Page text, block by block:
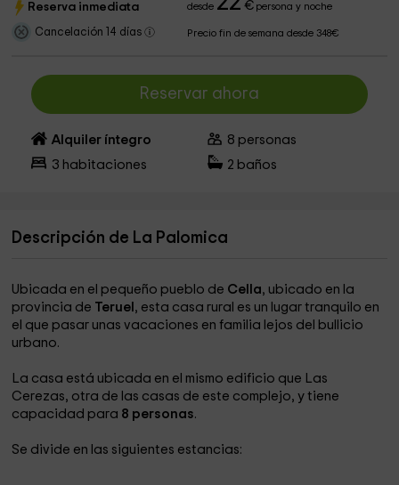
Reserva inmediata desde €persona y noche
Cancelación 14 días Precio fin de semana desde 348€
Reservar ahora
Alquiler íntegro 8 personas
3 habitaciones 2 baños
Descripción de La Palomica
Ubicada en el pequeño pueblo de Cella, ubicado en la
provincia de Teruel , esta casa rural es un lugar tranquilo en
el que pasar unas vacaciones en familia lejos del bullicio
urbano.
La casa está ubicada en el mismo edificio que Las
Cerezas, otra de las casas de este complejo, y tiene
capacidad para 8 personas.
Se divide en las siguientes estancias: